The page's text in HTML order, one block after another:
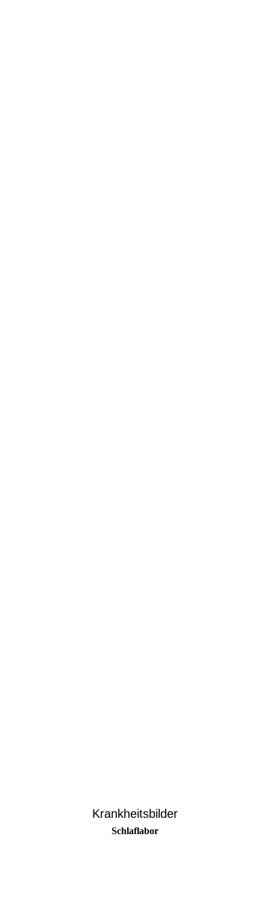
Krankheitsbilder
Schlaflabor